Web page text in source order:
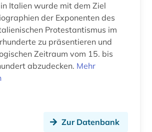
Italien wurde mit dem Ziel
der Exponenten des
Protestantismus im
zu präsentieren und
Zeitraum vom 15. bis
abzudecken. Mehr
Zur Datenbank